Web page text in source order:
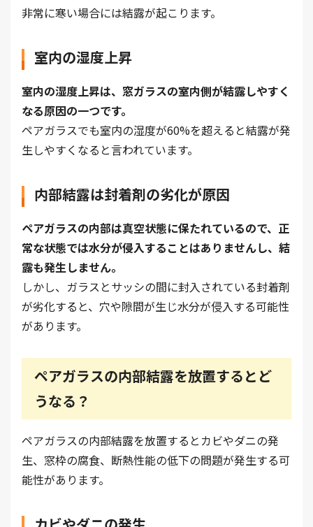
非常に寒い場合には結露が起こります。
室内の湿度上昇
室内の湿度上昇は、窓ガラスの室内側が結露しやすく
なる原因の一つです。
ペアガラスでも室内の湿度が60%を超えると結露が発
生しやすくなると言われています。
内部結露は封着剤の劣化が原因
ペアガラスの内部は真空状態に保たれているので、正
常な状態では水分が侵入することはありませんし、結
露も発生しません。
しかし、ガラスとサッシの間に封入されている封着剤
が劣化すると、穴や隙間が生じ水分が侵入する可能性
があります。
ペアガラスの内部結露を放置するとど
うなる？
ペアガラスの内部結露を放置するとカビやダニの発
生、窓枠の腐食、断熱性能の低下の問題が発生する可
能性があります。